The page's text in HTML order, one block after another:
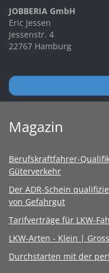
JOBBERIA GmbH
Eric Jessen
Jessenstr. 4
22767 Hamburg
Magazin
Berufskraftfahrer-
Güterverkehr
Der ADR-Schein
von Gefahrgut
Tarifverträge für LKW-
LKW-Arten - Klein |
Durchstarten mit der